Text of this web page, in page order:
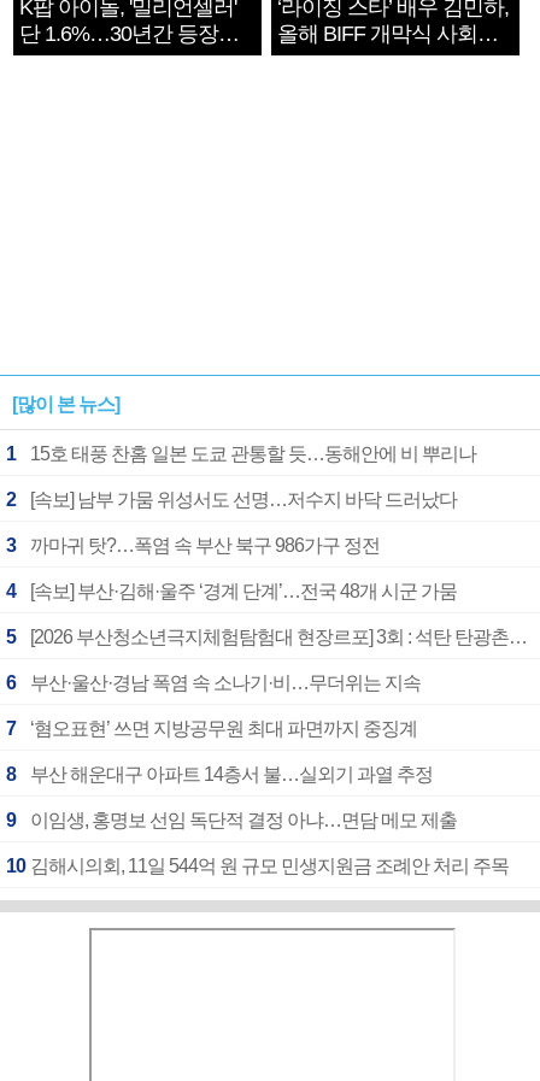
K팝 아이돌, '밀리언셀러'
단 1.6%…30년간 등장
1182개팀 전수조사
‘라이징 스타’ 배우 김민하,
올해 BIFF 개막식 사회자
확정
[많이 본 뉴스]
1 15호 태풍 찬홈 일본 도쿄 관통할 듯…동해안에 비 뿌리나
2 [속보] 남부 가뭄 위성서도 선명…저수지 바닥 드러났다
3 까마귀 탓?…폭염 속 부산 북구 986가구 정전
4 [속보] 부산·김해·울주 ‘경계 단계’…전국 48개 시군 가뭄
5 [2026 부산청소년극지체험탐험대 현장르포] 3회 : 석탄 탄광촌에서 북극 연구의 중심지로
6 부산·울산·경남 폭염 속 소나기·비…무더위는 지속
7 ‘혐오표현’ 쓰면 지방공무원 최대 파면까지 중징계
8 부산 해운대구 아파트 14층서 불…실외기 과열 추정
9 이임생, 홍명보 선임 독단적 결정 아냐…면담 메모 제출
10 김해시의회, 11일 544억 원 규모 민생지원금 조례안 처리 주목